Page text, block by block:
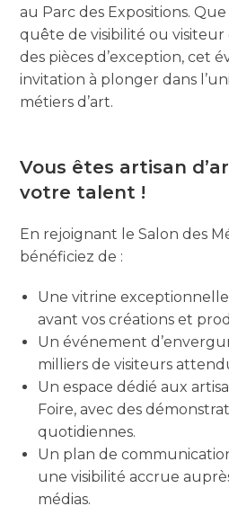
au Parc des Expositions.
quête de visibilité ou
des pièces d’exception, cet
invitation à plonger dans
métiers d’art.
Vous êtes artisan
votre talent !
En rejoignant le Salon des
bénéficiez de :
Une vitrine
avant vos créations et
Un événement
milliers de visiteurs
Un espace dédié aux
Foire, avec des
quotidiennes.
Un plan de
une visibilité accrue
médias.